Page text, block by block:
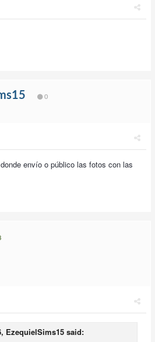
0
envío o público las fotos con las
EzequielSims15 said: